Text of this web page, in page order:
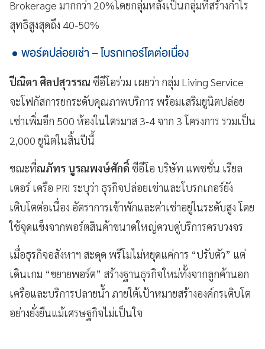
Brokerage มากกว่า 20%โดยกลุ่มหลังเป็นกลุ่มที่สร้างกำไร
สุทธิสูงสุดถึง 40-50%
พอร์ตปล่อยเช่า – โบรกเกอร์โตต่อเนื่อง
ปีณิตา ศิลปสุวรรณ ซีอีโอร่วม เผยว่า กลุ่ม Living Service
จะโฟกัสการยกระดับคุณภาพบริการ พร้อมเสริมยูนิตปล่อย
เช่าเพิ่มอีก 500 ห้องในไตรมาส 3-4 จาก 3 โครงการ รวมเป็น
2,000 ยูนิตในสิ้นปีนี้
ขณะที่ณภัทร บูรณพงษ์ศักดิ์ ซีอีโอ บริษัท แพชชั่น เรียล
เตอร์ เครือ PRI ระบุว่า ธุรกิจปล่อยเช่าและโบรกเกอร์ยัง
เติบโตต่อเนื่อง อัตราการเข้าพักและค่าเช่าอยู่ในระดับสูง โดย
ใช้จุดแข็งจากพอร์ตสินค้าขนาดใหญ่ควบคู่บริการครบวงจร
เมื่อธุรกิจอสังหาฯ สะดุด พรีโมไม่หยุดแค่การ “ปรับตัว” แต่
เดินเกม “ขยายพอร์ต” สร้างฐานธุรกิจใหม่ทั้งจากลูกค้านอก
เครือและบริการปลายน้ำ ภายใต้เป้าหมายสร้างองค์กรเติบโต
อย่างยั่งยืนแม้เศรษฐกิจไม่เป็นใจ